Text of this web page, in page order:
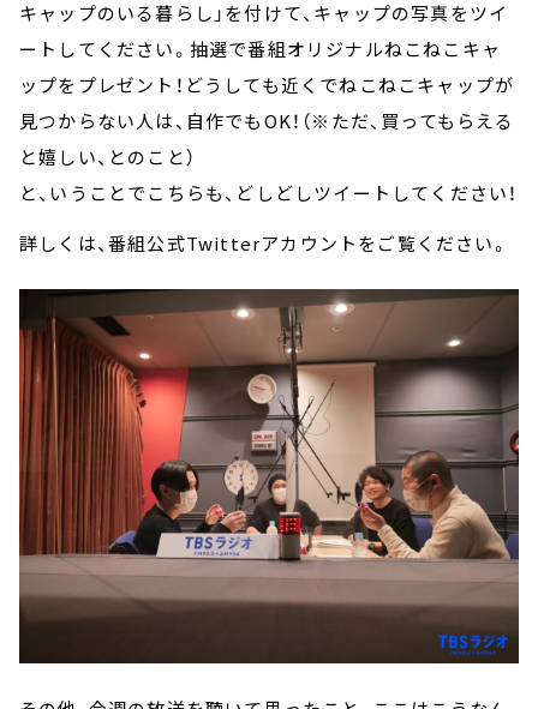
キャップのいる暮らし」を付けて、キャップの写真をツイ
ートしてください。抽選で番組オリジナルねこねこキャ
ップをプレゼント！どうしても近くでねこねこキャップが
見つからない人は、自作でもOK！（※ただ、買ってもらえる
と嬉しい、とのこと）
と、いうことでこちらも、どしどしツイートしてください！
詳しくは、番組公式Twitterアカウントをご覧ください。